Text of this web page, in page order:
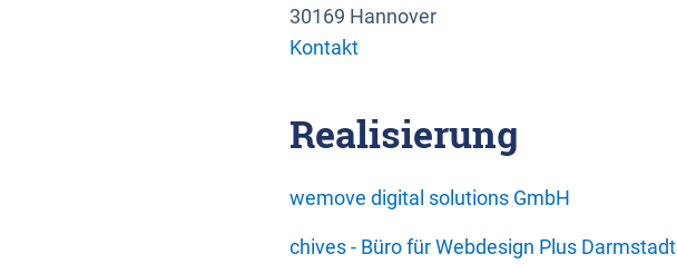
30169 Hannover
Kontakt
Realisierung
wemove digital solutions GmbH
chives - Büro für Webdesign Plus Darmstadt